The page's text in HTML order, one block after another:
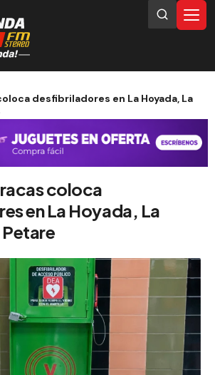
desfibriladores en La Hoyada, La
coloca
en La Hoyada, La